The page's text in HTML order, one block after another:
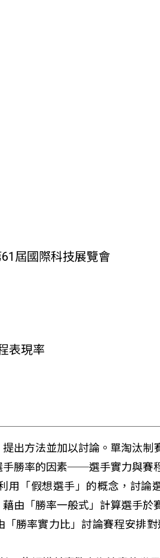
屆國際科技展覽會
表現率
出方法並加以討論。單淘汰
手勝率的因素──選手實力與賽
用「假想選手」的概念，討
由「勝率一般式」計算選手
勝率實力比」討論賽程安排